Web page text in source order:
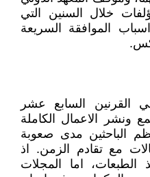
خلال السنين التي
الموافقة السريعة
القرنين السابع عشر
ونشر الاعمال الكاملة
الباحثين مدى صعوبة
مع تقادم الزمن. اذ
الطبعات، اما المجلات